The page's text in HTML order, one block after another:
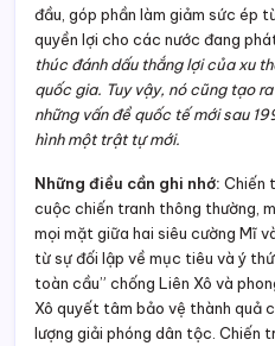
đầu, góp phần làm giảm sức ép
quyền lợi cho các nước đang
thúc đánh dấu thắng lợi của xu
quốc gia. Tuy vậy, nó cũng tạo
những vấn đề quốc tế mới sau
hình một trật tự mới.
Những điều cần ghi nhớ: Chiến
cuộc chiến tranh thông thường,
mọi mặt giữa hai siêu cường Mĩ
từ sự đối lập về mục tiêu và ý
toàn cầu” chống Liên Xô và
Xô quyết tâm bảo vệ thành quả
lượng giải phóng dân tộc. Chiến